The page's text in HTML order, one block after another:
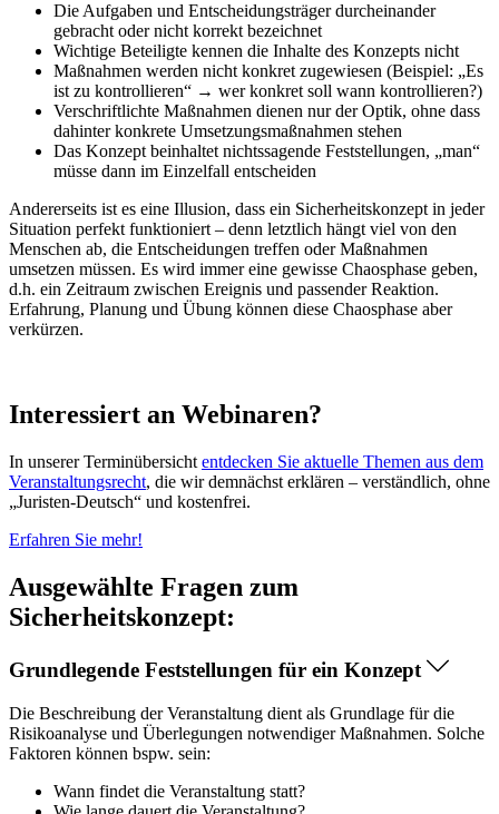
Die Aufgaben und Entscheidungsträger durcheinander
gebracht oder nicht korrekt bezeichnet
Wichtige Beteiligte kennen die Inhalte des Konzepts nicht
Maßnahmen werden nicht konkret zugewiesen (Beispiel: „Es
ist zu kontrollieren“ → wer konkret soll wann kontrollieren?)
Verschriftlichte Maßnahmen dienen nur der Optik, ohne dass
dahinter konkrete Umsetzungsmaßnahmen stehen
Das Konzept beinhaltet nichtssagende Feststellungen, „man“
müsse dann im Einzelfall entscheiden
Andererseits ist es eine Illusion, dass ein Sicherheitskonzept in jeder
Situation perfekt funktioniert – denn letztlich hängt viel von den
Menschen ab, die Entscheidungen treffen oder Maßnahmen
umsetzen müssen. Es wird immer eine gewisse Chaosphase geben,
d.h. ein Zeitraum zwischen Ereignis und passender Reaktion.
Erfahrung, Planung und Übung können diese Chaosphase aber
verkürzen.
Interessiert an Webinaren?
In unserer Terminübersicht entdecken Sie aktuelle Themen aus dem
Veranstaltungsrecht, die wir demnächst erklären – verständlich, ohne
„Juristen-Deutsch“ und kostenfrei.
Erfahren Sie mehr!
Ausgewählte Fragen zum
Sicherheitskonzept:
Grundlegende Feststellungen für ein Konzept
Die Beschreibung der Veranstaltung dient als Grundlage für die
Risikoanalyse und Überlegungen notwendiger Maßnahmen. Solche
Faktoren können bspw. sein:
Wann findet die Veranstaltung statt?